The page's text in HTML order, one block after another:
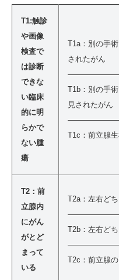
T1:触診
や画像
検査で
は診断
できな
い臨床
的に明
らかで
ない腫
瘍
T1a：別の手
されたがん
T1b：別の手
見されたがん
T1c：前立腺
T2：前
立腺内
にがん
がとど
まって
いる
T2a：左右ど
T2b：左右ど
T2c：前立腺